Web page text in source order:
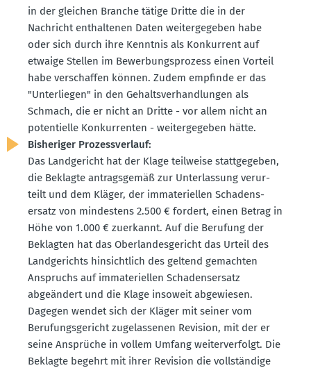
in der gleichen Branche tätige Dritte die in der
Nachricht enthal­tenen Daten weiter­ge­geben habe
oder sich durch ihre Kenntnis als Konkurrent auf
etwaige Stellen im Bewer­bungs­prozess einen Vorteil
habe verschaffen können. Zudem empfinde er das
"Unter­liegen" in den Gehalts­ver­hand­lungen als
Schmach, die er nicht an Dritte - vor allem nicht an
poten­tielle Konkur­renten - weiter­ge­geben hätte.
Bishe­riger Prozess­verlauf:
Das Landge­richt hat der Klage teilweise statt­ge­geben,
die Beklagte antrags­gemäß zur Unter­lassung verur­
teilt und dem Kläger, der immate­ri­ellen Schadens­
ersatz von mindestens 2.500 € fordert, einen Betrag in
Höhe von 1.000 € zuerkannt. Auf die Berufung der
Beklagten hat das Oberlan­des­ge­richt das Urteil des
Landge­richts hinsichtlich des geltend gemachten
Anspruchs auf immate­ri­ellen Schadens­ersatz
abgeändert und die Klage insoweit abgewiesen.
Dagegen wendet sich der Kläger mit seiner vom
Berufungs­ge­richt zugelas­senen Revision, mit der er
seine Ansprüche in vollem Umfang weiter­ver­folgt. Die
Beklagte begehrt mit ihrer Revision die vollständige